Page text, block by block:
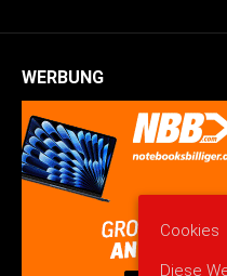
WERBUNG
Cookies
Diese